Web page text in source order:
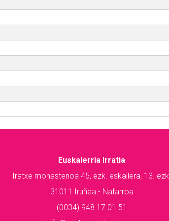
Euskalerria Irratia
Iratxe monasterioa 45, ezk. eskailera, 13. ezk.
31011 Iruñea - Nafarroa
(0034) 948 17 01 51